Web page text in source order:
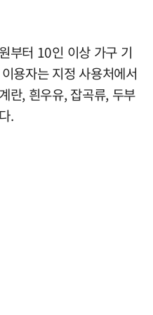
부터 10인 이상 가구 기
용자는 지정 사용처에서
란, 흰우유, 잡곡류, 두부
.